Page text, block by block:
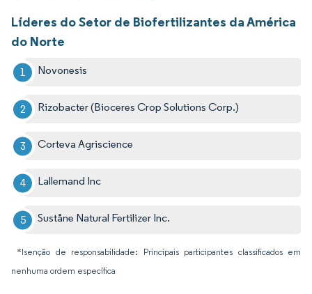
Líderes do Setor de Biofertilizantes da América
do Norte
Novonesis
Rizobacter (Bioceres Crop Solutions Corp.)
Corteva Agriscience
Lallemand Inc
Suståne Natural Fertilizer Inc.
*Isenção de responsabilidade: Principais participantes classificados em
nenhuma ordem específica